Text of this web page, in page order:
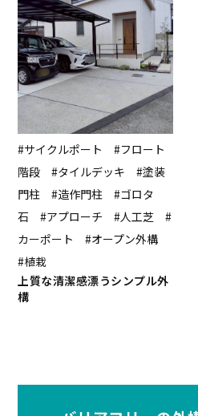
#サイクルポート #フロート
階段 #タイルデッキ #塗装
門柱 #造作門柱 #ゴロタ
石 #アプローチ #人工芝 #
カーポート #オープン外構
#植栽
上質な清潔感漂うシンプル外
構